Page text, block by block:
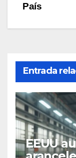
País
Entrada
EEUU